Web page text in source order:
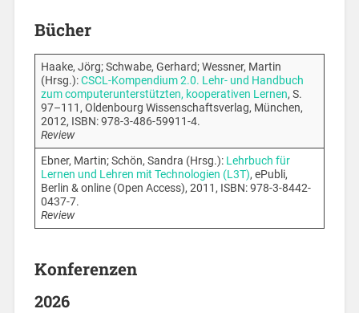
Bücher
Haake, Jörg; Schwabe, Gerhard; Wessner, Martin
(Hrsg.):CSCL-Kompendium 2.0. Lehr- und Handbuch
zum computerunterstützten, kooperativen Lernen, S.
97–111, Oldenbourg Wissenschaftsverlag, München,
2012, ISBN: 978-3-486-59911-4.
Review
Ebner, Martin; Schön, Sandra (Hrsg.): Lehrbuch für
Lernen und Lehren mit Technologien (L3T), ePubli,
Berlin & online (Open Access), 2011, ISBN: 978-3-8442-
0437-7.
Review
Konferenzen
2026